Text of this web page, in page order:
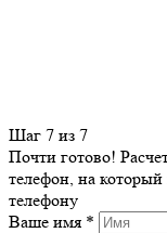
Шаг 7 из 7
Почти готово!
телефон, на
телефону
Ваше имя *